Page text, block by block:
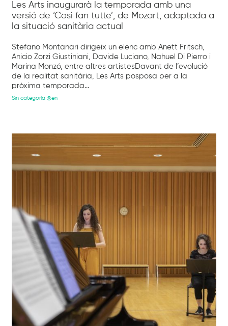
Les Arts inaugurarà la temporada amb una
versió de ‘Così fan tutte’, de Mozart, adaptada a
la situació sanitària actual
Stefano Montanari dirigeix un elenc amb Anett Fritsch,
Anicio Zorzi Giustiniani, Davide Luciano, Nahuel Di Pierro i
Marina Monzó, entre altres artistesDavant de l’evolució
de la realitat sanitària, Les Arts posposa per a la
pròxima temporada...
Sin categoría @en